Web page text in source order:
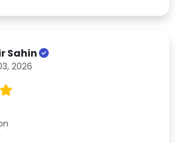
Sahin
2026